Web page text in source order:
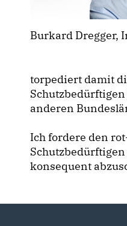
Burkard Dregger,
torpediert damit
anderen
Ich fordere den
konsequent